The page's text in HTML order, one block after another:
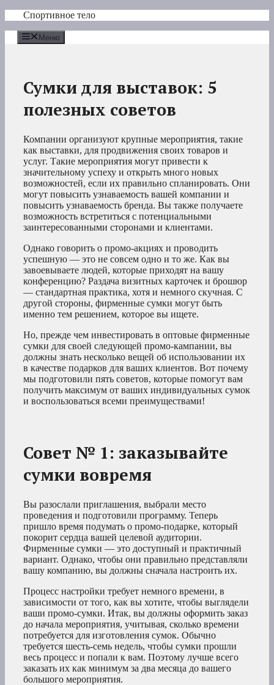
Перейти
содержимому
Спортивное тело
Меню
Сумки для выставок: 5
полезных советов
Компании организуют крупные мероприятия, такие
как выставки, для продвижения своих товаров и
услуг. Такие мероприятия могут привести к
значительному успеху и открыть много новых
возможностей, если их правильно спланировать. Они
могут повысить узнаваемость вашей компании и
повысить узнаваемость бренда. Вы также получаете
возможность встретиться с потенциальными
заинтересованными сторонами и клиентами.
Однако говорить о промо-акциях и проводить
успешную — это не совсем одно и то же. Как вы
завоевываете людей, которые приходят на вашу
конференцию? Раздача визитных карточек и брошюр
— стандартная практика, хотя и немного скучная. С
другой стороны, фирменные сумки могут быть
именно тем решением, которое вы ищете.
Но, прежде чем инвестировать в оптовые фирменные
сумки для своей следующей промо-кампании, вы
должны знать несколько вещей об использовании их
в качестве подарков для ваших клиентов. Вот почему
мы подготовили пять советов, которые помогут вам
получить максимум от ваших индивидуальных сумок
и воспользоваться всеми преимуществами!
Совет № 1: заказывайте
сумки вовремя
Вы разослали приглашения, выбрали место
проведения и подготовили программу. Теперь
пришло время подумать о промо-подарке, который
покорит сердца вашей целевой аудитории.
Фирменные сумки — это доступный и практичный
вариант. Однако, чтобы они правильно представляли
вашу компанию, вы должны сначала настроить их.
Процесс настройки требует немного времени, в
зависимости от того, как вы хотите, чтобы выглядели
ваши промо-сумки. Итак, вы должны оформить заказ
до начала мероприятия, учитывая, сколько времени
потребуется для изготовления сумок. Обычно
требуется шесть-семь недель, чтобы сумки прошли
весь процесс и попали к вам. Поэтому лучше всего
заказать их как минимум за два месяца до вашего
большого мероприятия.